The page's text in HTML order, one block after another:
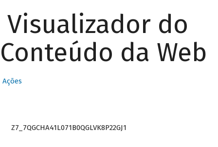
Visualizador do
Conteúdo da Web
Ações
Z7_7QGCHA41L071B0QGLVK8P22GJ1